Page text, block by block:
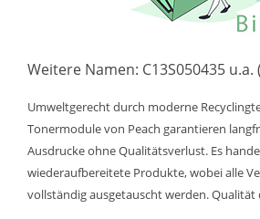
Weitere Namen: C13S050435 u.a.
Umweltgerecht durch moderne
Tonermodule von Peach garantieren
Ausdrucke ohne Qualitätsverlust. Es
wiederaufbereitete Produkte, wobei alle
vollständig ausgetauscht werden. Qualität